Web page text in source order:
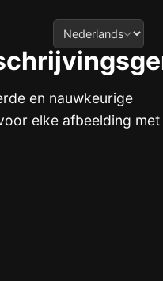
en nauwkeurige
elke afbeelding met